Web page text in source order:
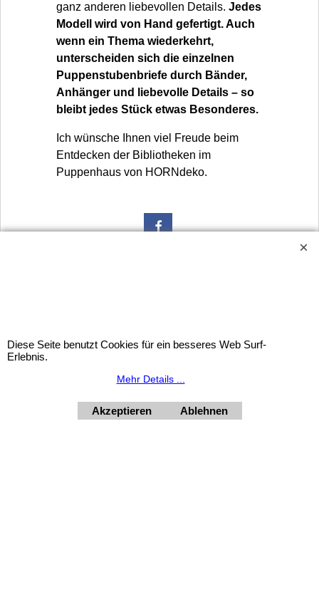
ganz anderen liebevollen Details. Jedes
Modell wird von Hand gefertigt. Auch
wenn ein Thema wiederkehrt,
unterscheiden sich die einzelnen
Puppenstubenbriefe durch Bänder,
Anhänger und liebevolle Details – so
bleibt jedes Stück etwas Besonderes.
Ich wünsche Ihnen viel Freude beim
Entdecken der Bibliotheken im
Puppenhaus von HORNdeko.
HORNdeko 1010 Wien, Fischerstiege 4-8
Dienstag - Freitag 10 - 18 Uhr, Samstag 9 - 12 Uhr. Montag
geschlossen.
Diese Seite benutzt Cookies für ein besseres Web Surf-
Erlebnis.
Mehr Details ...
Akzeptieren Ablehnen